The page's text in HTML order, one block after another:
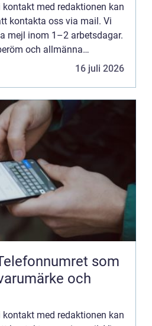
med redaktionen kan
kontakta oss via mail. Vi
mejl inom 1–2 arbetsdagar.
och allmänna
på vår sida.16 juli 2026
som
och
med redaktionen kan